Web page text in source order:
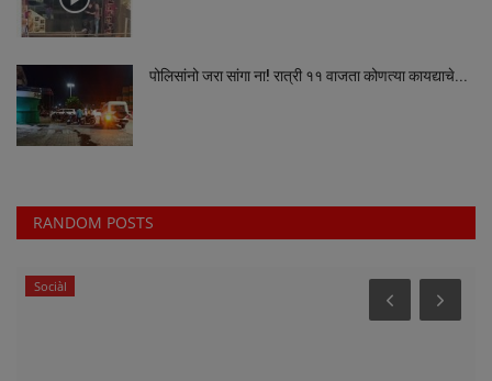
पोलिसांनो जरा सांगा ना! रात्री ११ वाजता कोणत्या कायद्याचे...
RANDOM POSTS
Sociàl